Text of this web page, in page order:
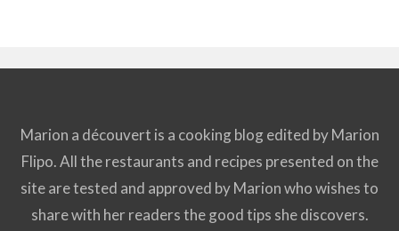
Marion a découvert is a cooking blog edited by Marion
Flipo. All the restaurants and recipes presented on the
site are tested and approved by Marion who wishes to
share with her readers the good tips she discovers.